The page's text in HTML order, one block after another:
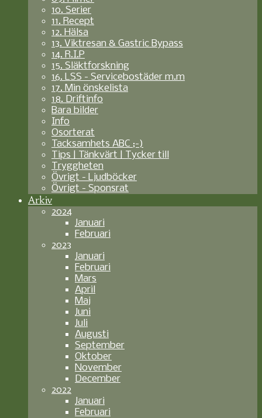
10. Serier
11. Recept
12. Hälsa
13. Viktresan & Gastric Bypass
14. R.I.P
15. Släktforskning
16. LSS - Servicebostäder m.m
17. Min önskelista
18. Driftinfo
Bara bilder
Info
Osorterat
Tacksamhets ABC ;-)
Tips | Tänkvärt | Tycker till
Tryggheten
Övrigt - Ljudböcker
Övrigt - Sponsrat
Arkiv
2024
Januari
Februari
2023
Januari
Februari
Mars
April
Maj
Juni
Juli
Augusti
September
Oktober
November
December
2022
Januari
Februari